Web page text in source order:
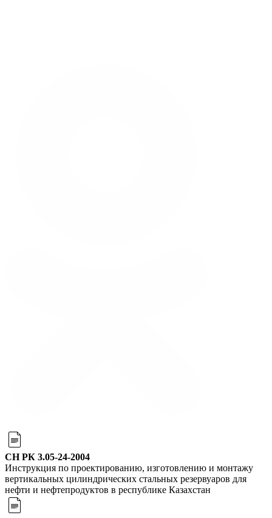
СН РК 3.05-24-2004
Инструкция по проектированию, изготовлению и монтажу
вертикальных цилиндрических стальных резервуаров для
нефти и нефтепродуктов в республике Казахстан